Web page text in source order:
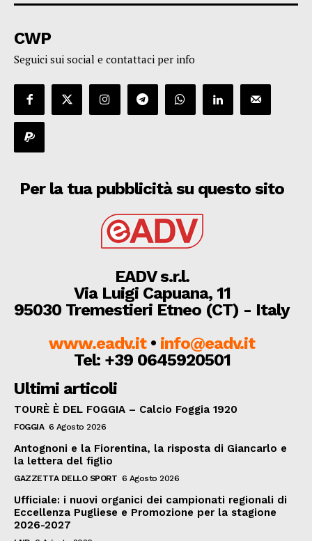
CWP
Seguici sui social e contattaci per info
Per la tua pubblicità su questo sito
EADV s.r.l.
Via Luigi Capuana, 11
95030 Tremestieri Etneo (CT) - Italy
www.eadv.it• info@eadv.it
Tel: +39 0645920501
Ultimi articoli
TOURÈ È DEL FOGGIA – Calcio Foggia 1920
FOGGIA 6 Agosto 2026
Antognoni e la Fiorentina, la risposta di Giancarlo e
la lettera del figlio
GAZZETTA DELLO SPORT 6 Agosto 2026
Ufficiale: i nuovi organici dei campionati regionali di
Eccellenza Pugliese e Promozione per la stagione
2026-2027